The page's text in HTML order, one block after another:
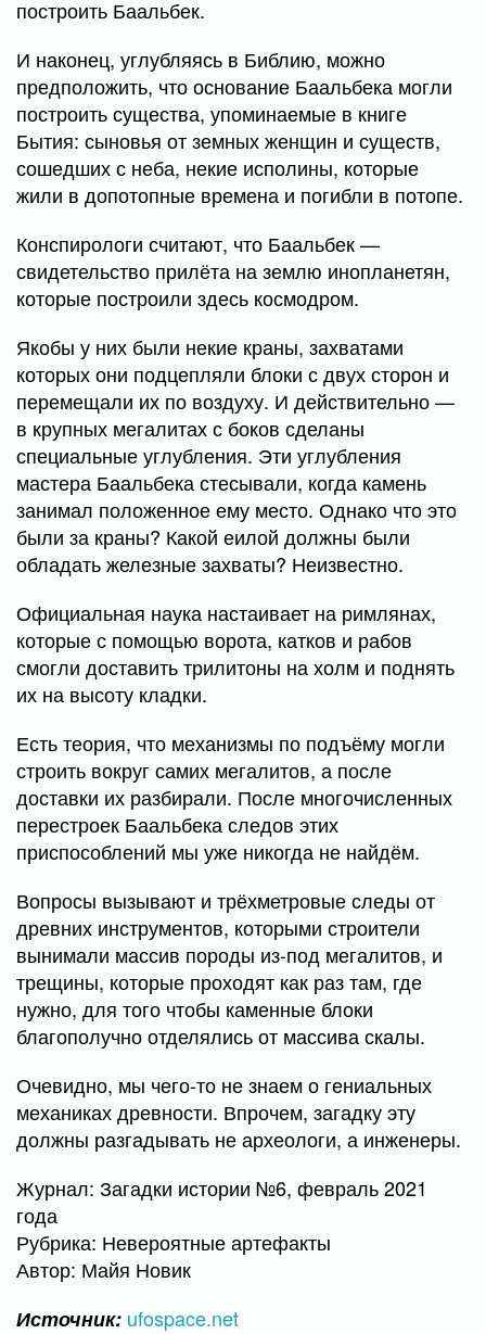
построить Баальбек.
И наконец, углубляясь в Библию, можно
предположить, что основание Баальбека могли
построить существа, упоминаемые в книге
Бытия: сыновья от земных женщин и существ,
сошедших с неба, некие исполины, которые
жили в допотопные времена и погибли в потопе.
Конспирологи считают, что Баальбек —
свидетельство прилёта на землю инопланетян,
которые построили здесь космодром.
Якобы у них были некие краны, захватами
которых они подцепляли блоки с двух сторон и
перемещали их по воздуху. И действительно —
в крупных мегалитах с боков сделаны
специальные углубления. Эти углубления
мастера Баальбека стесывали, когда камень
занимал положенное ему место. Однако что это
были за краны? Какой еилой должны были
обладать железные захваты? Неизвестно.
Официальная наука настаивает на римлянах,
которые с помощью ворота, катков и рабов
смогли доставить трилитоны на холм и поднять
их на высоту кладки.
Есть теория, что механизмы по подъёму могли
строить вокруг самих мегалитов, а после
доставки их разбирали. После многочисленных
перестроек Баальбека следов этих
приспособлений мы уже никогда не найдём.
Вопросы вызывают и трёхметровые следы от
древних инструментов, которыми строители
вынимали массив породы из-под мегалитов, и
трещины, которые проходят как раз там, где
нужно, для того чтобы каменные блоки
благополучно отделялись от массива скалы.
Очевидно, мы чего-то не знаем о гениальных
механиках древности. Впрочем, загадку эту
должны разгадывать не археологи, а инженеры.
Журнал: Загадки истории №6, февраль 2021
года
Рубрика: Невероятные артефакты
Автор: Майя Новик
Источник: ufospace.net